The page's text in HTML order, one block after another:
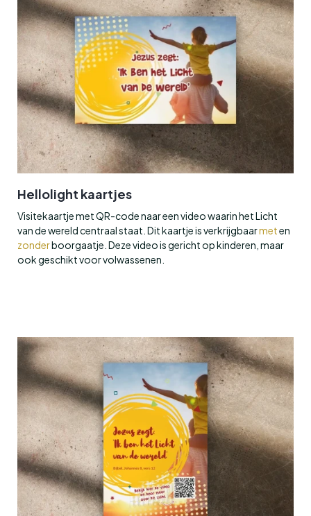
Hellolight kaartjes
Visitekaartje met QR-code naar een video waarin het Licht
van de wereld centraal staat. Dit kaartje is verkrijgbaarmeten
zonderboorgaatje. Deze video is gericht op kinderen, maar
ook geschikt voor volwassenen.